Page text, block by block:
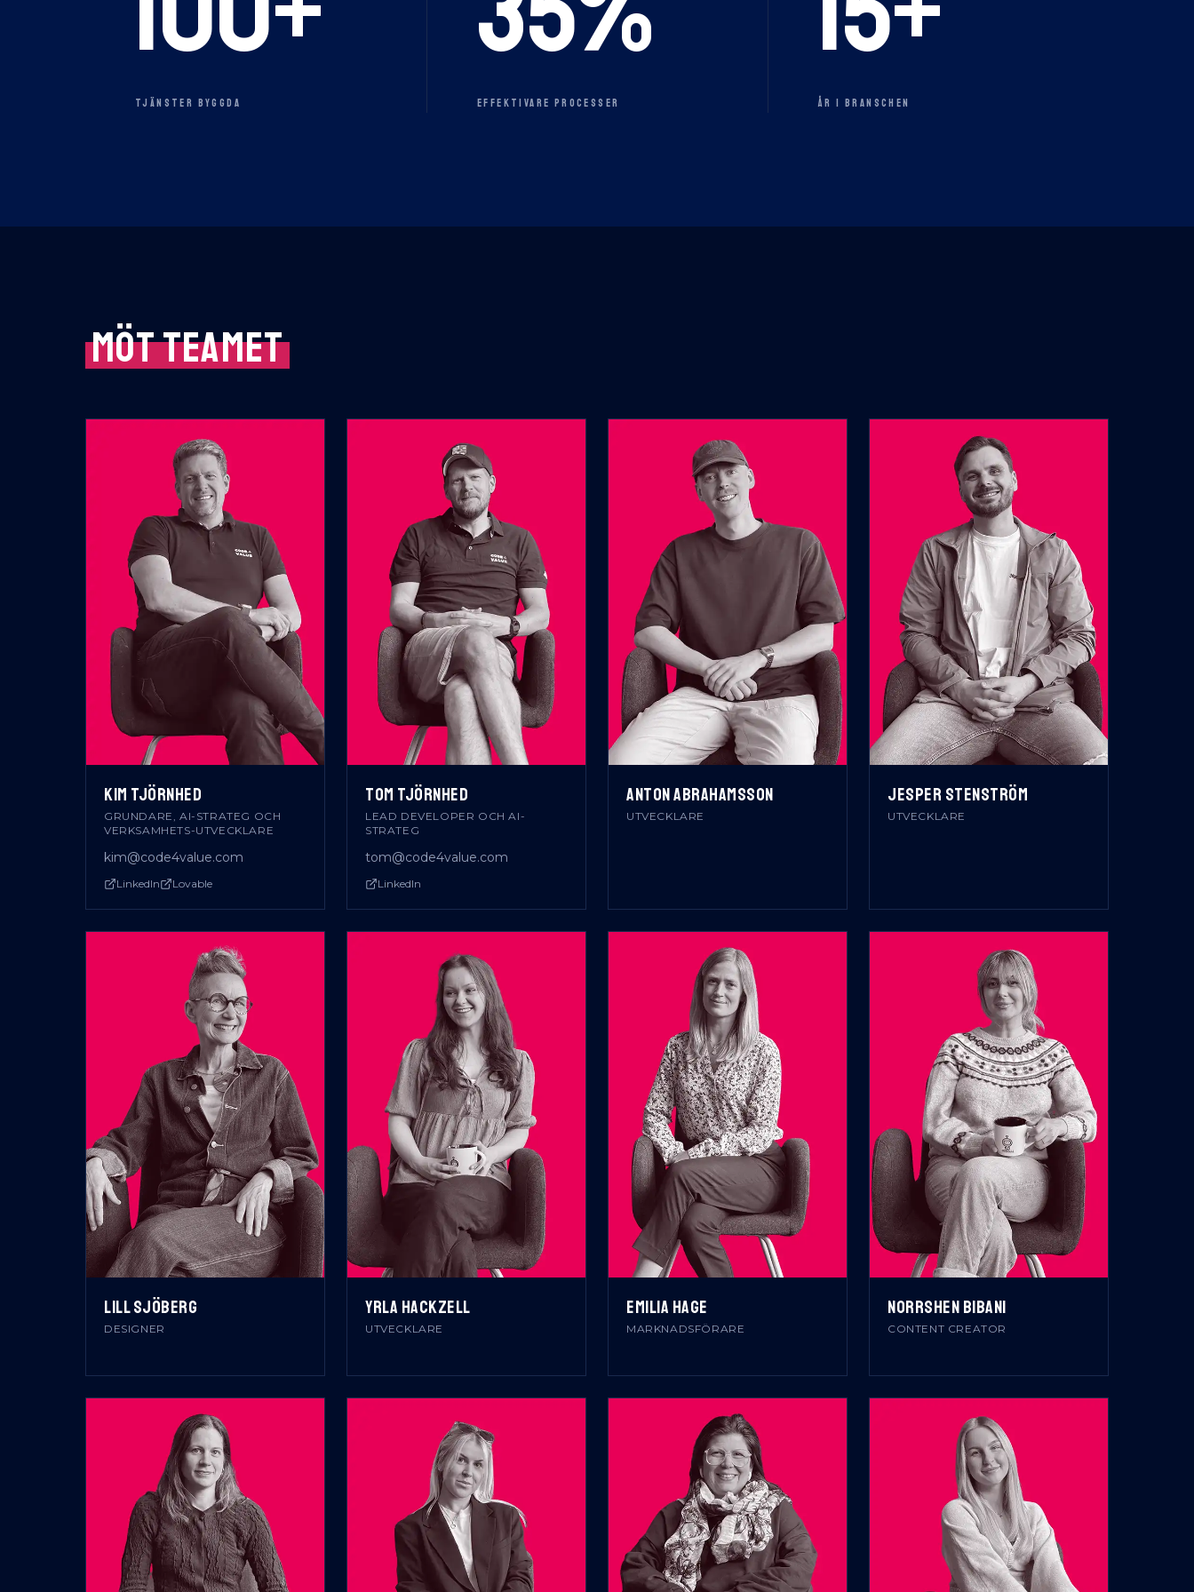
TJÄNSTER BYGGDA EFFEKTIVARE PROCESSER ÅR I BRANSCHEN
MÖT TEAMET
KIM TJÖRNHED
GRUNDARE, AI-STRATEG OCH
VERKSAMHETS-UTVECKLARE
kim@code4value.com
LinkedIn Lovable
TOM TJÖRNHED
LEAD DEVELOPER OCH AI-
STRATEG
tom@code4value.com
LinkedIn
ANTON ABRAHAMSSON
UTVECKLARE
JESPER STENSTRÖM
UTVECKLARE
LILL SJÖBERG
DESIGNER
YRLA HACKZELL
UTVECKLARE
EMILIA HAGE
MARKNADSFÖRARE
NORRSHEN BIBANI
CONTENT CREATOR